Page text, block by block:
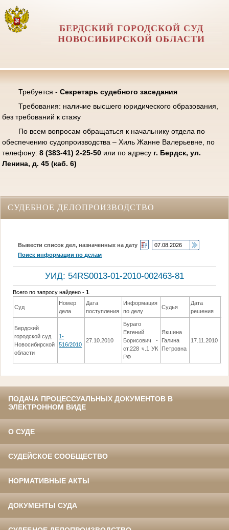
БЕРДСКИЙ ГОРОДСКОЙ СУД
НОВОСИБИРСКОЙ ОБЛАСТИ
Требуется - Секретарь судебного заседания
Требования: наличие высшего юридического образования,
без требований к стажу
По всем вопросам обращаться к начальнику отдела по
обеспечению судопроизводства – Хиль Жанне Валерьевне, по
телефону: 8 (383-41) 2-25-50или по адресу г. Бердск, ул.
Ленина, д. 45 (каб. 6)
СУДЕБНОЕ ДЕЛОПРОИЗВОДСТВО
Вывести список дел, назначенных на дату
Поиск информации по делам
УИД: 54RS0013-01-2010-002463-81
Всего по запросу найдено -1
Суд
Номер
дела
Дата
поступления
Информация
по делу
Судья
Дата
решения
Бердский
городской суд
Новосибирской
области
1-
516/2010
27.10.2010
Бураго
Евгений
Борисович -
ст.228 ч.1 УК
РФ
Якшина
Галина
Петровна
17.11.2010
ПОДАЧА ПРОЦЕССУАЛЬНЫХ ДОКУМЕНТОВ В
ЭЛЕКТРОННОМ ВИДЕ
О СУДЕ
СУДЕЙСКОЕ СООБЩЕСТВО
НОРМАТИВНЫЕ АКТЫ
ДОКУМЕНТЫ СУДА